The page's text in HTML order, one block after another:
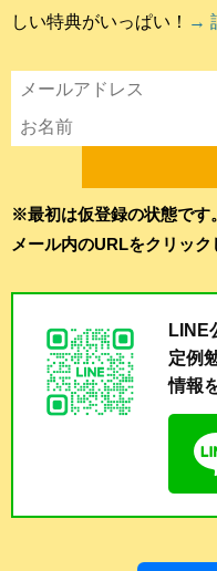
しい特典がいっぱい！ →
※最初は仮登録の状態です
メール内のURLをクリック
LINE
定例
情報